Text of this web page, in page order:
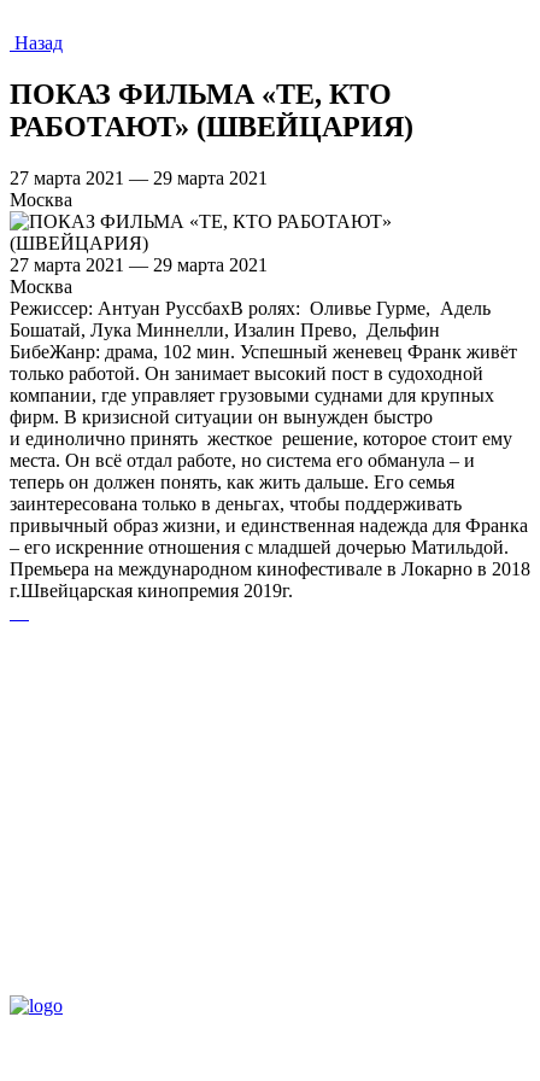
Назад
ПОКАЗ ФИЛЬМА «ТЕ, КТО
РАБОТАЮТ» (ШВЕЙЦАРИЯ)
27 марта 2021 — 29 марта 2021
Москва
27 марта 2021 — 29 марта 2021
Москва
Режиссер: Антуан РуссбахВ ролях: Оливье Гурме, Адель
Бошатай, Лука Миннелли, Изалин Прево, Дельфин
БибеЖанр: драма, 102 мин. Успешный женевец Франк живёт
только работой. Он занимает высокий пост в судоходной
компании, где управляет грузовыми суднами для крупных
фирм. В кризисной ситуации он вынужден быстро
и единолично принять жесткое решение, которое стоит ему
места. Он всё отдал работе, но система его обманула – и
теперь он должен понять, как жить дальше. Его семья
заинтересована только в деньгах, чтобы поддерживать
привычный образ жизни, и единственная надежда для Франка
– его искренние отношения с младшей дочерью Матильдой.
Премьера на международном кинофестивале в Локарно в 2018
г.Швейцарская кинопремия 2019г.